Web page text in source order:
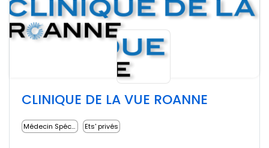
CLINIQUE DE LA VUE ROANNE
Médecin Spécialiste Ets' privés